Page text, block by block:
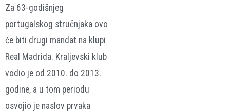
Za 63-godišnjeg
portugalskog stručnjaka ovo
će biti drugi mandat na klupi
Real Madrida. Kraljevski klub
vodio je od 2010. do 2013.
godine, a u tom periodu
osvojio je naslov prvaka